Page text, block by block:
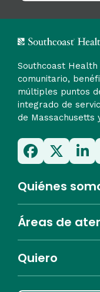
Southcoast
comunitario,
múltiples puntos
integrado de
de Massachusetts
Quiénes
Áreas de
Quiero